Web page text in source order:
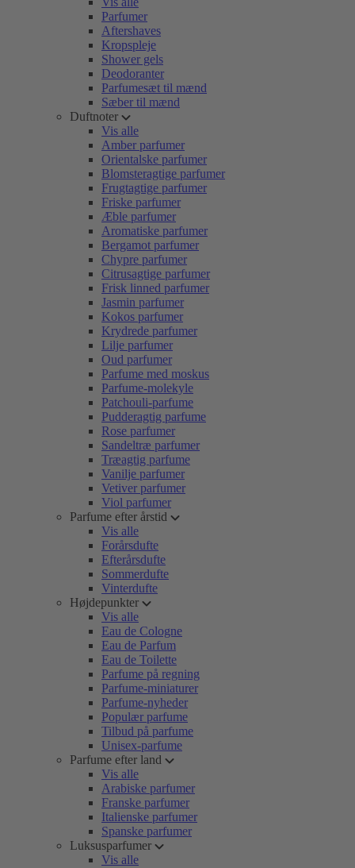
Parfumer
Aftershaves
Kropspleje
Shower gels
Deodoranter
Parfumesæt til mænd
Sæber til mænd
Duftnoter
Vis alle
Amber parfumer
Orientalske parfumer
Blomsteragtige parfumer
Frugtagtige parfumer
Friske parfumer
Æble parfumer
Aromatiske parfumer
Bergamot parfumer
Chypre parfumer
Citrusagtige parfumer
Frisk linned parfumer
Jasmin parfumer
Kokos parfumer
Krydrede parfumer
Lilje parfumer
Oud parfumer
Parfume med moskus
Parfume-molekyle
Patchouli-parfume
Pudderagtig parfume
Rose parfumer
Sandeltræ parfumer
Træagtig parfume
Vanilje parfumer
Vetiver parfumer
Viol parfumer
Parfume efter årstid
Vis alle
Forårsdufte
Efterårsdufte
Sommerdufte
Vinterdufte
Højdepunkter
Vis alle
Eau de Cologne
Eau de Parfum
Eau de Toilette
Parfume på regning
Parfume-miniaturer
Parfume-nyheder
Populær parfume
Tilbud på parfume
Unisex-parfume
Parfume efter land
Vis alle
Arabiske parfumer
Franske parfumer
Italienske parfumer
Spanske parfumer
Luksusparfumer
Vis alle